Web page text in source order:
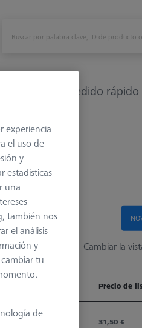
Pedido rápido
Cambiar la
Stylus Tip Material
Precio de
Disponibilidad
Disponible 31,50 €
experiencia
el uso de
y
estadísticas
una
también nos
el análisis
y
tu
de